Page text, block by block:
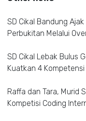
SD Cikal Bandung
Perbukitan Melalui
SD Cikal Lebak Bulus
Kuatkan 4 Kompetensi
Raffa dan Tara, Murid
Kompetisi Coding